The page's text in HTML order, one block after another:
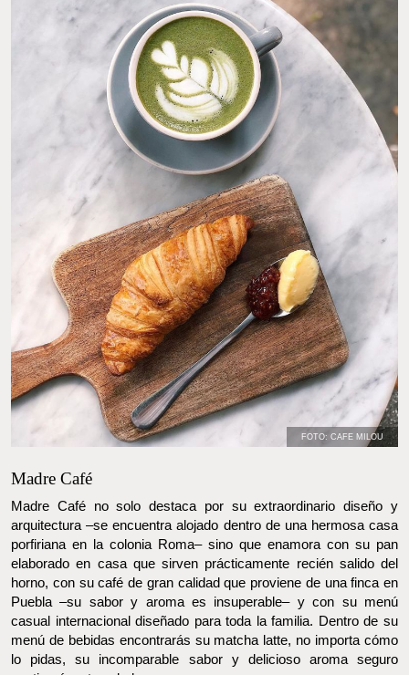
FOTO: CAFE MILOU
Madre Café no solo destaca por su extraordinario diseño y
arquitectura –se encuentra alojado dentro de una hermosa casa
porfiriana en la colonia Roma– sino que enamora con su pan
elaborado en casa que sirven prácticamente recién salido del
horno, con su café de gran calidad que proviene de una finca en
Puebla –su sabor y aroma es insuperable– y con su menú casual
internacional diseñado para toda la familia. Dentro de su menú
de bebidas encontrarás su matcha latte, no importa cómo lo
pidas, su incomparable sabor y delicioso aroma seguro
cautivarán a tu paladar.